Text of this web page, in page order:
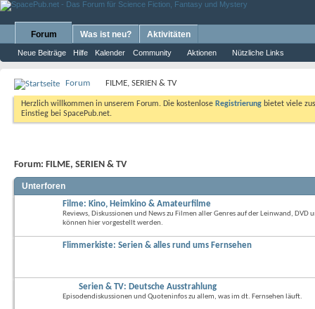
Forum
Neue Beiträge Hilfe Kalender Community Aktionen Nützliche Links
Was ist neu? Aktivitäten
Forum FILME, SERIEN & TV
Herzlich willkommen in unserem Forum. Die kostenlose Registrierung bietet viele
Einstieg bei SpacePub.net.
Forum: FILME, SERIEN & TV
Unterforen
Filme: Kino, Heimkino & Amateurfilme
Reviews, Diskussionen und News zu Filmen aller Genres auf der Leinwand,
können hier vorgestellt werden.
Flimmerkiste: Serien & alles rund ums Fernsehen
Serien & TV: Deutsche Ausstrahlung
Episodendiskussionen und Quoteninfos zu allem, was im dt. Fernsehen läuft.